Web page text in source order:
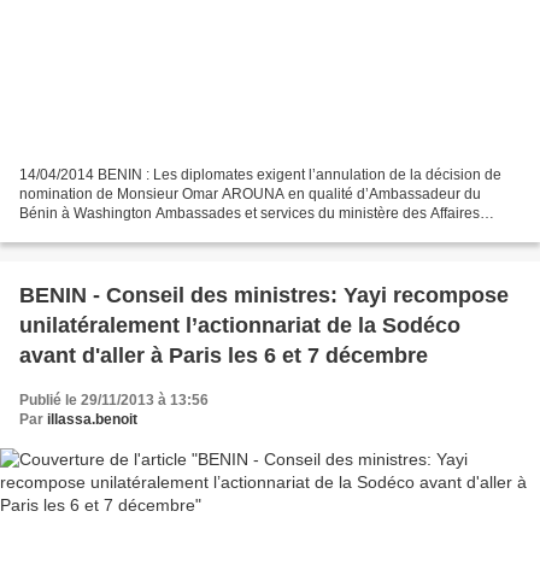
14/04/2014 BENIN : Les diplomates exigent l’annulation de la décision de
nomination de Monsieur Omar AROUNA en qualité d’Ambassadeur du
Bénin à Washington Ambassades et services du ministère des Affaires
BENIN - Conseil des ministres: Yayi recompose
unilatéralement l’actionnariat de la Sodéco
avant d'aller à Paris les 6 et 7 décembre
Publié le 29/11/2013 à 13:56
Par illassa.benoit